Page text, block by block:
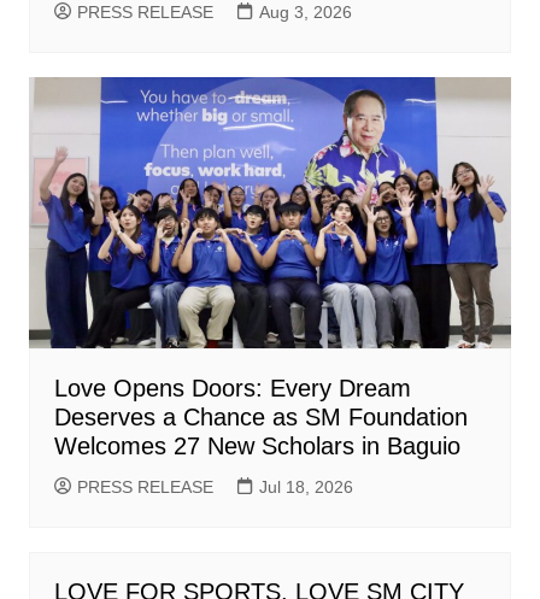
PRESS RELEASE Aug 3, 2026
Love Opens Doors: Every Dream
Deserves a Chance as SM Foundation
Welcomes 27 New Scholars in Baguio
PRESS RELEASE Jul 18, 2026
LOVE FOR SPORTS, LOVE SM CITY